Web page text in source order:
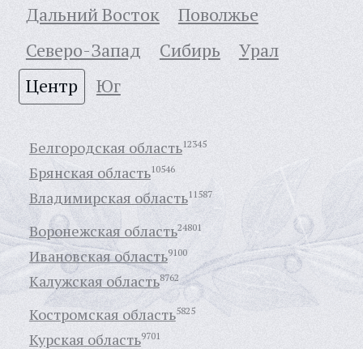
Дальний Восток
Поволжье
Северо-Запад
Сибирь
Урал
Центр
Юг
Белгородская область12345
Брянская область10546
Владимирская область11587
Воронежская область24801
Ивановская область9100
Калужская область8762
Костромская область5825
Курская область9701